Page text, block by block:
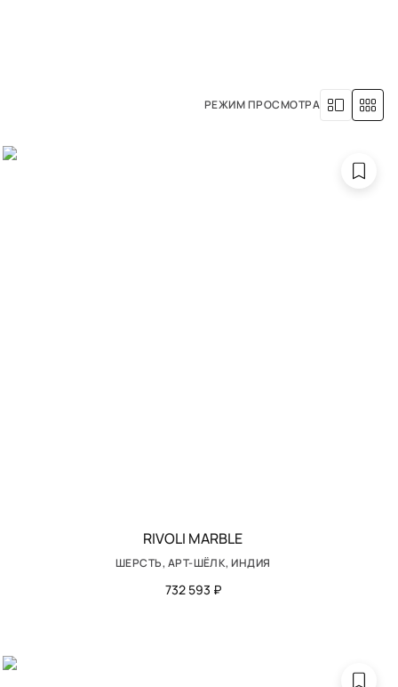
Елены
РЕЖИМ ПРОСМОТРА
RIVOLI MARBLE
ШЕРСТЬ, АРТ-ШЁЛК, ИНДИЯ
732 593 ₽